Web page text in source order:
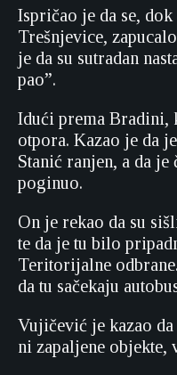
Ispričao je da se,
Trešnjevice,
je da su sutradan
pao”.
Idući prema Bradini,
otpora. Kazao je da
Stanić ranjen, a da
poginuo.
On je rekao da su
te da je tu bilo
Teritorijalne
da tu sačekaju
Vujičević je kazao
ni zapaljene objekte,